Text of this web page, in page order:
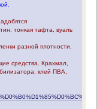
тонкая тафта, вуаль
разной плотности,
средства. Крахмал,
клей ПВА,